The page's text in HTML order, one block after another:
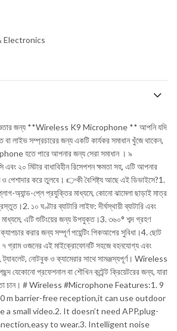
Electronics
জন্য **Wireless K9 Microphone ** আপনি যদি
লাইভ সম্প্রচারের জন্য একটি কার্যকর সমাধান খুঁজে থাকেন,
হতে পারে আপনার জন্য সেরা সমাধান । ৯
এবং ২০ মিটার বাধাবিহীন রিসেপশন ক্ষমতা সহ, এটি আপনার
ও পেশাদার করে তুলবে। 👉কী বৈশিষ্ট্য আছে এই ডিভাইসে?1.
অ্যান্ড-প্লে প্রযুক্তির মাধ্যমে, কোনো ঝামেলা ছাড়াই মাত্র
১০ ঘণ্টার ব্যাটারি লাইফ: দীর্ঘস্থায়ী ব্যাটারি এবং
মাধ্যমে, এটি শুটিংয়ের জন্য উপযুক্ত।3. ৩৬০° শব্দ গ্রহণ
ক্যাপচার করার জন্য সম্পূর্ণ পয়েন্টিং পিকআপের সুবিধা।4. ছোট
৭ গ্রাম ওজনের এই মাইক্রোফোনটি সহজে বহনযোগ্য এবং
ট্যাবলেট, নোটবুক ও ক্যামেরার সাথে সামঞ্জস্যপূর্ণ। Wireless
যেকোনো প্রফেশনাল বা শৌখিন কন্টেন্ট ক্রিয়েটরের জন্য, যারা
চান। # Wireless #Microphone Features:1. 9
m barrier-free reception,it can use outdoor
a small video.2. It doesn’t need APP,plug-
to wear.3. Intelligent noise